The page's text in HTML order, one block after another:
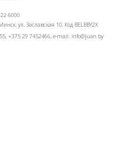
6000
ул. Заславская 10, Код BELBBY2X
+375 29 7452466, e-mail: info@juan.by